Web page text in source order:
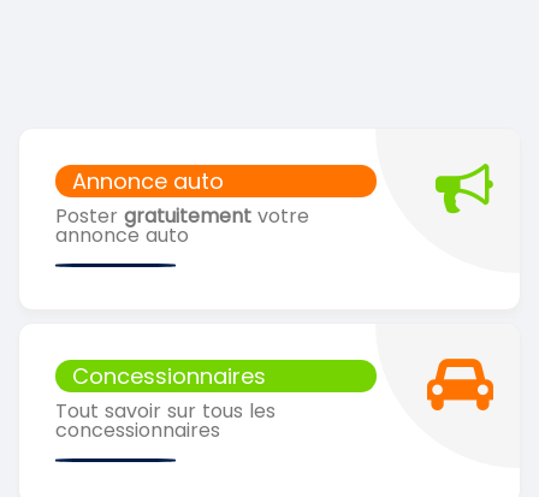
Annonce auto
Poster gratuitement votre
annonce auto
Concessionnaires
Tout savoir sur tous les
concessionnaires